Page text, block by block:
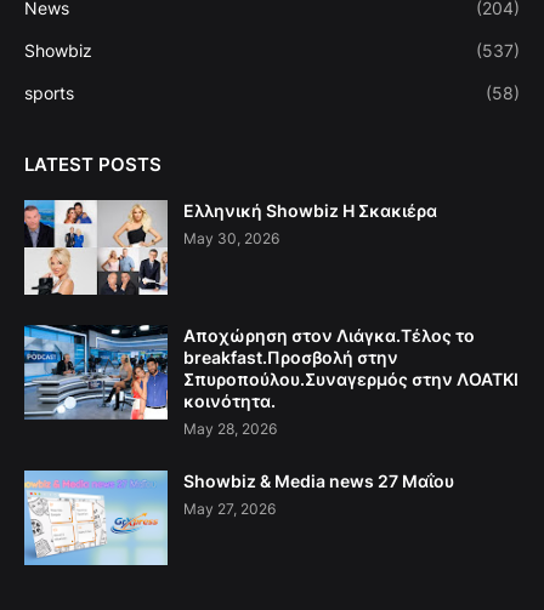
News (204)
Showbiz (537)
sports (58)
LATEST POSTS
Ελληνική Showbiz Η Σκακιέρα
May 30, 2026
Αποχώρηση στον Λιάγκα.Τέλος το
breakfast.Προσβολή στην
Σπυροπούλου.Συναγερμός στην ΛΟΑΤΚΙ
κοινότητα.
May 28, 2026
Showbiz & Media news 27 Μαΐου
May 27, 2026